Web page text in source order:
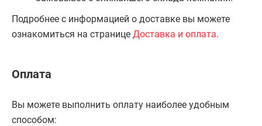
Подробнее с информацией о доставке вы можете
ознакомиться на странице Доставка и оплата.
Оплата
Вы можете выполнить оплату наиболее удобным
способом: